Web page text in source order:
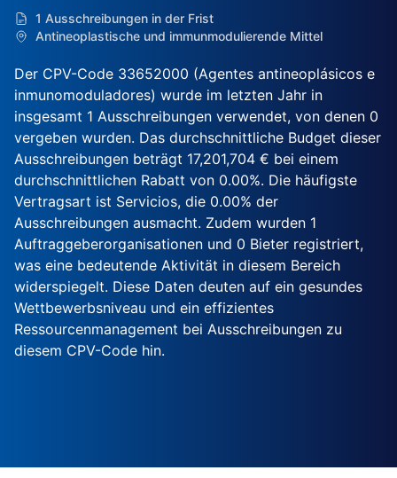
1 Ausschreibungen in der Frist
Antineoplastische und immunmodulierende Mittel
Der CPV-Code 33652000 (Agentes antineoplásicos e
inmunomoduladores) wurde im letzten Jahr in
insgesamt 1 Ausschreibungen verwendet, von denen 0
vergeben wurden. Das durchschnittliche Budget dieser
Ausschreibungen beträgt 17,201,704 € bei einem
durchschnittlichen Rabatt von 0.00%. Die häufigste
Vertragsart ist Servicios, die 0.00% der
Ausschreibungen ausmacht. Zudem wurden 1
Auftraggeberorganisationen und 0 Bieter registriert,
was eine bedeutende Aktivität in diesem Bereich
widerspiegelt. Diese Daten deuten auf ein gesundes
Wettbewerbsniveau und ein effizientes
Ressourcenmanagement bei Ausschreibungen zu
diesem CPV-Code hin.